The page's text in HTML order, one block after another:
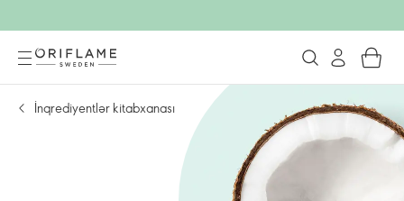
İnqrediyentlər kitabxanası